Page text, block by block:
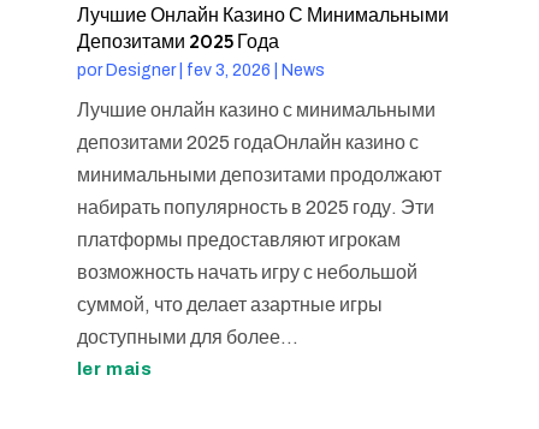
Лучшие Онлайн Казино С Минимальными
Депозитами 2025 Года
por Designer| fev 3, 2026 News
Лучшие онлайн казино с минимальными
депозитами 2025 годаОнлайн казино с
минимальными депозитами продолжают
набирать популярность в 2025 году. Эти
платформы предоставляют игрокам
возможность начать игру с небольшой
суммой, что делает азартные игры
доступными для более...
ler mais